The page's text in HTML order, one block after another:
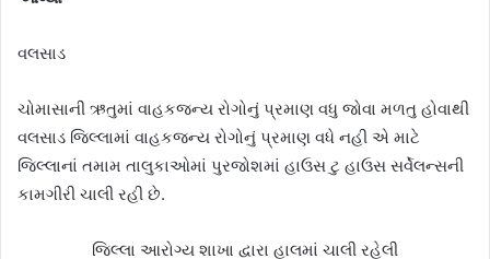
વલસાડ
ચોમાસાની ઋતુમાં વાહકજન્ય રોગોનું પ્રમાણ વધુ જોવા મળતુ હોવાથી
વલસાડ જિલ્લામાં વાહકજન્ય રોગોનું પ્રમાણ વધે નહી એ માટે
જિલ્લાનાં તમામ તાલુકાઓમાં પુરજોશમાં હાઉસ ટુ હાઉસ સર્વેલન્સની
કામગીરી ચાલી રહી છે.
જિલ્લા આરોગ્ય શાખા દ્વારા હાલમાં ચાલી રહેલી